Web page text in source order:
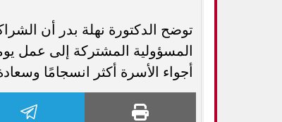
توضح الدكتورة نهلة بدر أن
المسؤولية المشتركة إلى عمل
أجواء الأسرة أكثر انسجامًا